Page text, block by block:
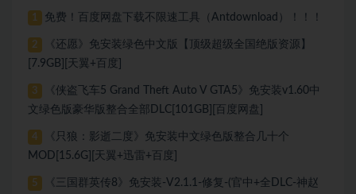
1 免费！百度网盘下载不限速工具（Antdownload）！！！
2
《还愿》免安装绿色中文版【顶级超级全国绝版资源】
[7.9GB][天翼+百度]
3
《侠盗飞车5 Grand Theft Auto V GTA5》免安装v1.60中
文绿色版豪华版整合全部DLC[101GB][百度网盘]
4
《只狼：影逝二度》免安装中文绿色版整合几十个
MOD[15.6G][天翼+迅雷+百度]
5
《三国群英传8》免安装-V2.1.1-修复-(官中+全DLC-神赵